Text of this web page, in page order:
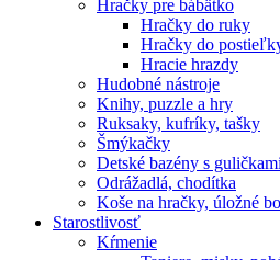
Hračky pre bábätko
Hračky do ruky
Hračky do
Hracie hrazdy
Hudobné nástroje
Knihy, puzzle a hry
Ruksaky, kufríky, tašky
Šmýkačky
Detské bazény s guličkami
Odrážadlá, chodítka
Koše na hračky, úložné
Starostlivosť
Kŕmenie